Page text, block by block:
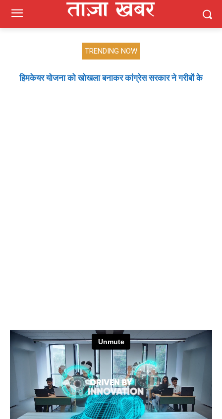
TRENDING NOW
हिमकेयर योजना को खोखला बनाकर कांग्रेस सरकार ने गरीबों के
मजबूत बूथ ही भाजपा की जीत की गारंटी, आगामी विधानसभा चुनाव में